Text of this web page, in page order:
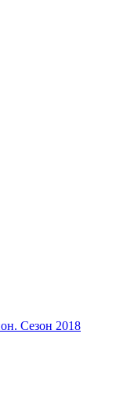
Сезон 2018